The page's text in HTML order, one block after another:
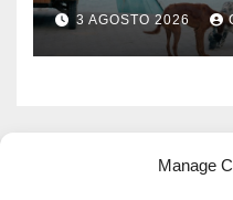
Manage
3 AGOSTO 2026